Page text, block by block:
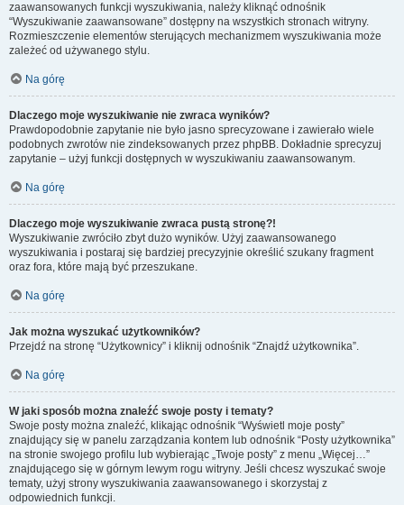
zaawansowanych funkcji wyszukiwania, należy kliknąć odnośnik
“Wyszukiwanie zaawansowane” dostępny na wszystkich stronach witryny.
Rozmieszczenie elementów sterujących mechanizmem wyszukiwania może
zależeć od używanego stylu.
Na górę
Dlaczego moje wyszukiwanie nie zwraca wyników?
Prawdopodobnie zapytanie nie było jasno sprecyzowane i zawierało wiele
podobnych zwrotów nie zindeksowanych przez phpBB. Dokładnie sprecyzuj
zapytanie – użyj funkcji dostępnych w wyszukiwaniu zaawansowanym.
Na górę
Dlaczego moje wyszukiwanie zwraca pustą stronę?!
Wyszukiwanie zwróciło zbyt dużo wyników. Użyj zaawansowanego
wyszukiwania i postaraj się bardziej precyzyjnie określić szukany fragment
oraz fora, które mają być przeszukane.
Na górę
Jak można wyszukać użytkowników?
Przejdź na stronę “Użytkownicy” i kliknij odnośnik “Znajdź użytkownika”.
Na górę
W jaki sposób można znaleźć swoje posty i tematy?
Swoje posty można znaleźć, klikając odnośnik “Wyświetl moje posty”
znajdujący się w panelu zarządzania kontem lub odnośnik “Posty użytkownika”
na stronie swojego profilu lub wybierając „Twoje posty” z menu „Więcej…”
znajdującego się w górnym lewym rogu witryny. Jeśli chcesz wyszukać swoje
tematy, użyj strony wyszukiwania zaawansowanego i skorzystaj z
odpowiednich funkcji.